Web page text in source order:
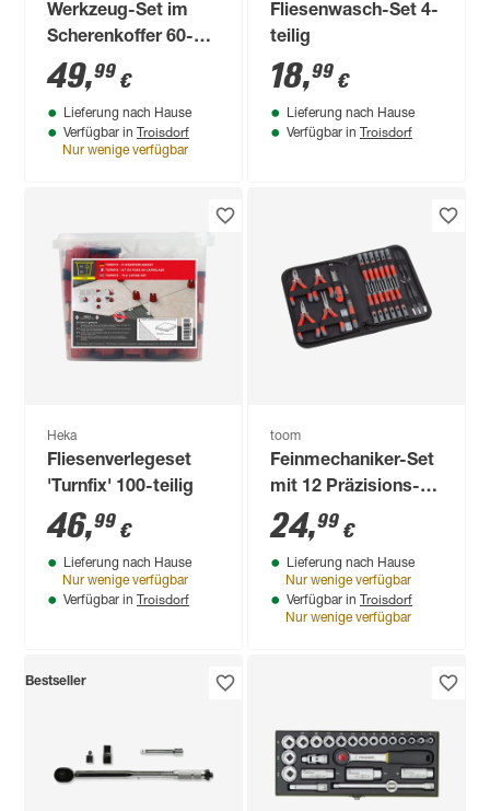
Werkzeug-Set im
Scherenkoffer 60-
teilig
49,99 €
Lieferung nach Hause
Verfügbar in Troisdorf
Nur wenige verfügbar
Fliesenwasch-Set 4-
teilig
18,99 €
Lieferung nach Hause
Verfügbar in Troisdorf
Heka
Fliesenverlegeset
'Turnfix' 100-teilig
46,99 €
Lieferung nach Hause
Nur wenige verfügbar
Verfügbar in Troisdorf
toom
Feinmechaniker-Set
mit 12 Präzisions-
Schraubendreher,
27-teilig
24,99 €
Lieferung nach Hause
Nur wenige verfügbar
Verfügbar in Troisdorf
Nur wenige verfügbar
Bestseller